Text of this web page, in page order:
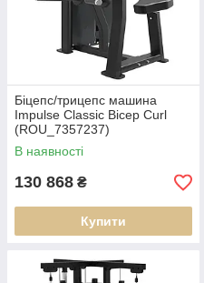
Біцепс/трицепс машина
Impulse Classic Bicep Curl
(ROU_7357237)
В наявності
130 868 ₴
Купити